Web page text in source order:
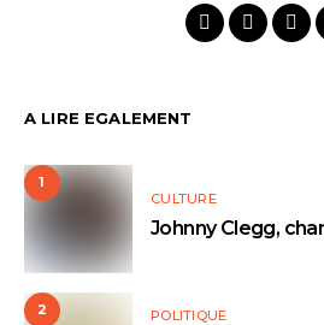
A LIRE EGALEMENT
1
CULTURE
Johnny Clegg,
2 POLITIQUE